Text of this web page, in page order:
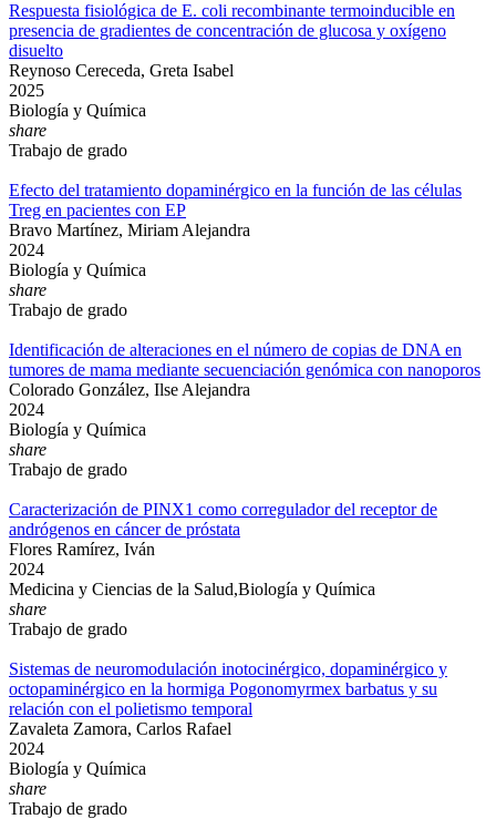
Respuesta fisiológica de E. coli recombinante termoinducible en
presencia de gradientes de concentración de glucosa y oxígeno
disuelto
Reynoso Cereceda, Greta Isabel
2025
Biología y Química
share
Trabajo de grado
Efecto del tratamiento dopaminérgico en la función de las células
Treg en pacientes con EP
Bravo Martínez, Miriam Alejandra
2024
Biología y Química
share
Trabajo de grado
Identificación de alteraciones en el número de copias de DNA en
tumores de mama mediante secuenciación genómica con nanoporos
Colorado González, Ilse Alejandra
2024
Biología y Química
share
Trabajo de grado
Caracterización de PINX1 como corregulador del receptor de
andrógenos en cáncer de próstata
Flores Ramírez, Iván
2024
Medicina y Ciencias de la Salud,Biología y Química
share
Trabajo de grado
Sistemas de neuromodulación inotocinérgico, dopaminérgico y
octopaminérgico en la hormiga Pogonomyrmex barbatus y su
relación con el polietismo temporal
Zavaleta Zamora, Carlos Rafael
2024
Biología y Química
share
Trabajo de grado